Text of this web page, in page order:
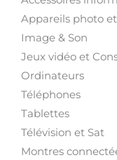
Appareils photo
Image & Son
Jeux vidéo et
Ordinateurs
Téléphones
Tablettes
Télévision et Sat
Montres